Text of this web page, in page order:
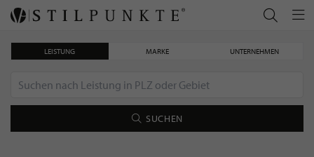
LEISTUNG MARKE UNTERNEHMEN
SUCHEN